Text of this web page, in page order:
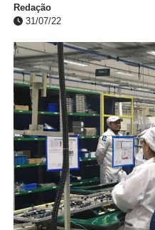
Redação
31/07/22